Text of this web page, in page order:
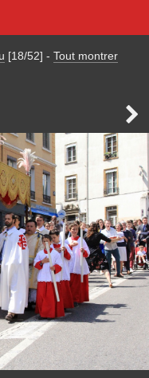
[18/52] - Tout montrer
